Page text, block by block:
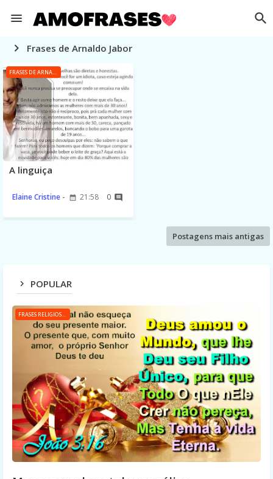
Frases de Arnaldo Jabor
FRASES DE ARNALDO JABOR
A linguiça
Elaine Cristine 21:58 0
Postagens mais antigas
POPULAR
FRASES RELIGIOSAS